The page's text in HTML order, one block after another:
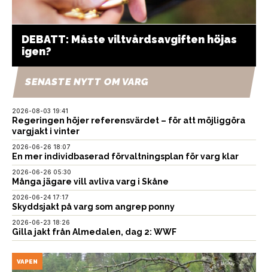
DEBATT: Måste viltvårdsavgiften höjas
igen?
SENASTE NYTT OM VARG
2026-08-03 19:41
Regeringen höjer referensvärdet – för att möjliggöra
vargjakt i vinter
2026-06-26 18:07
En mer individbaserad förvaltningsplan för varg klar
2026-06-26 05:30
Många jägare vill avliva varg i Skåne
2026-06-24 17:17
Skyddsjakt på varg som angrep ponny
2026-06-23 18:26
Gilla jakt från Almedalen, dag 2: WWF
VAPEN